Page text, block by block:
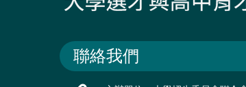
聯絡我們